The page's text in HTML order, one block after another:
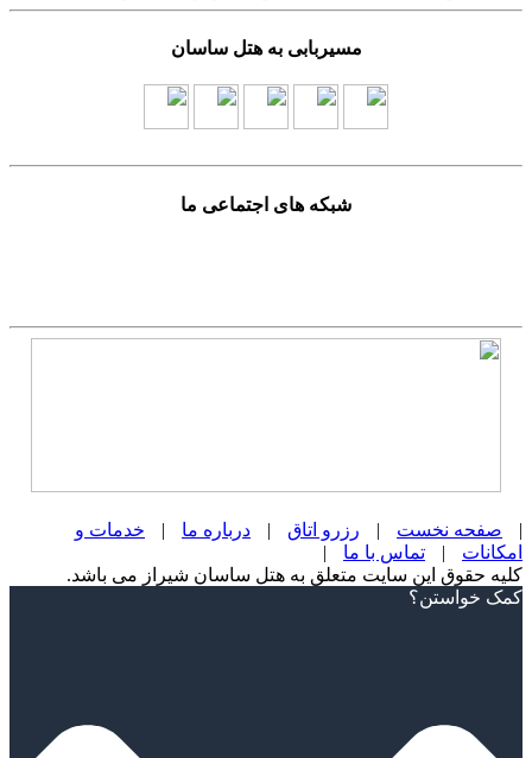
مسیربابی به هتل ساسان
شبکه های اجتماعی ما
| صفحه نخست | رزرو اتاق | درباره ما |
خدمات و
امکانات
| تماس با ما
|
کلیه حقوق این سایت متعلق به هتل ساسان شیراز می باشد.
Scroll
کمک خواستن؟